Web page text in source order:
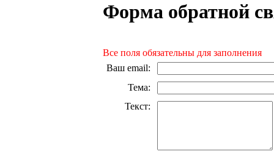
Форма обратной
Все поля обязательны для заполнения
Ваш email:
Тема:
Текст: